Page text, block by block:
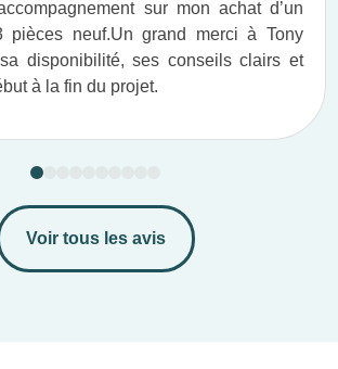
sur mon achat d’un
pièces neuf.​ Un grand merci à Tony
disponibilité, ses conseils clairs et
à la fin du projet.​
Voir tous les avis